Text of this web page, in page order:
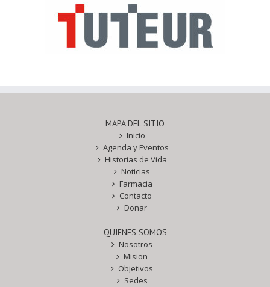
MAPA DEL SITIO
Inicio
Agenda y Eventos
Historias de Vida
Noticias
Farmacia
Contacto
Donar
QUIENES SOMOS
Nosotros
Mision
Objetivos
Sedes